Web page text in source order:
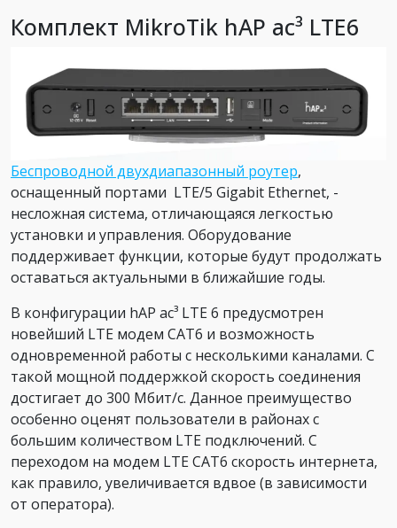
Комплект MikroTik hAP ac³ LTE6
Беспроводной двухдиапазонный роутер,
оснащенный портами LTE/5 Gigabit Ethernet, -
несложная система, отличающаяся легкостью
установки и управления. Оборудование
поддерживает функции, которые будут продолжать
оставаться актуальными в ближайшие годы.
В конфигурации hAP ac³ LTE 6 предусмотрен
новейший LTE модем CAT6 и возможность
одновременной работы с несколькими каналами. С
такой мощной поддержкой скорость соединения
достигает до 300 Мбит/с. Данное преимущество
особенно оценят пользователи в районах с
большим количеством LTE подключений. C
переходом на модем LTE CAT6 скорость интернета,
как правило, увеличивается вдвое (в зависимости
от оператора).